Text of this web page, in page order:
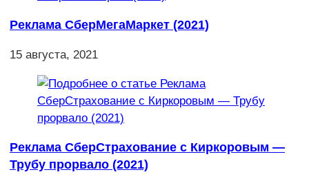
Реклама СберМегаМаркет (2021)
15 августа, 2021
Реклама СберСтрахование с Киркоровым —
Трубу прорвало (2021)